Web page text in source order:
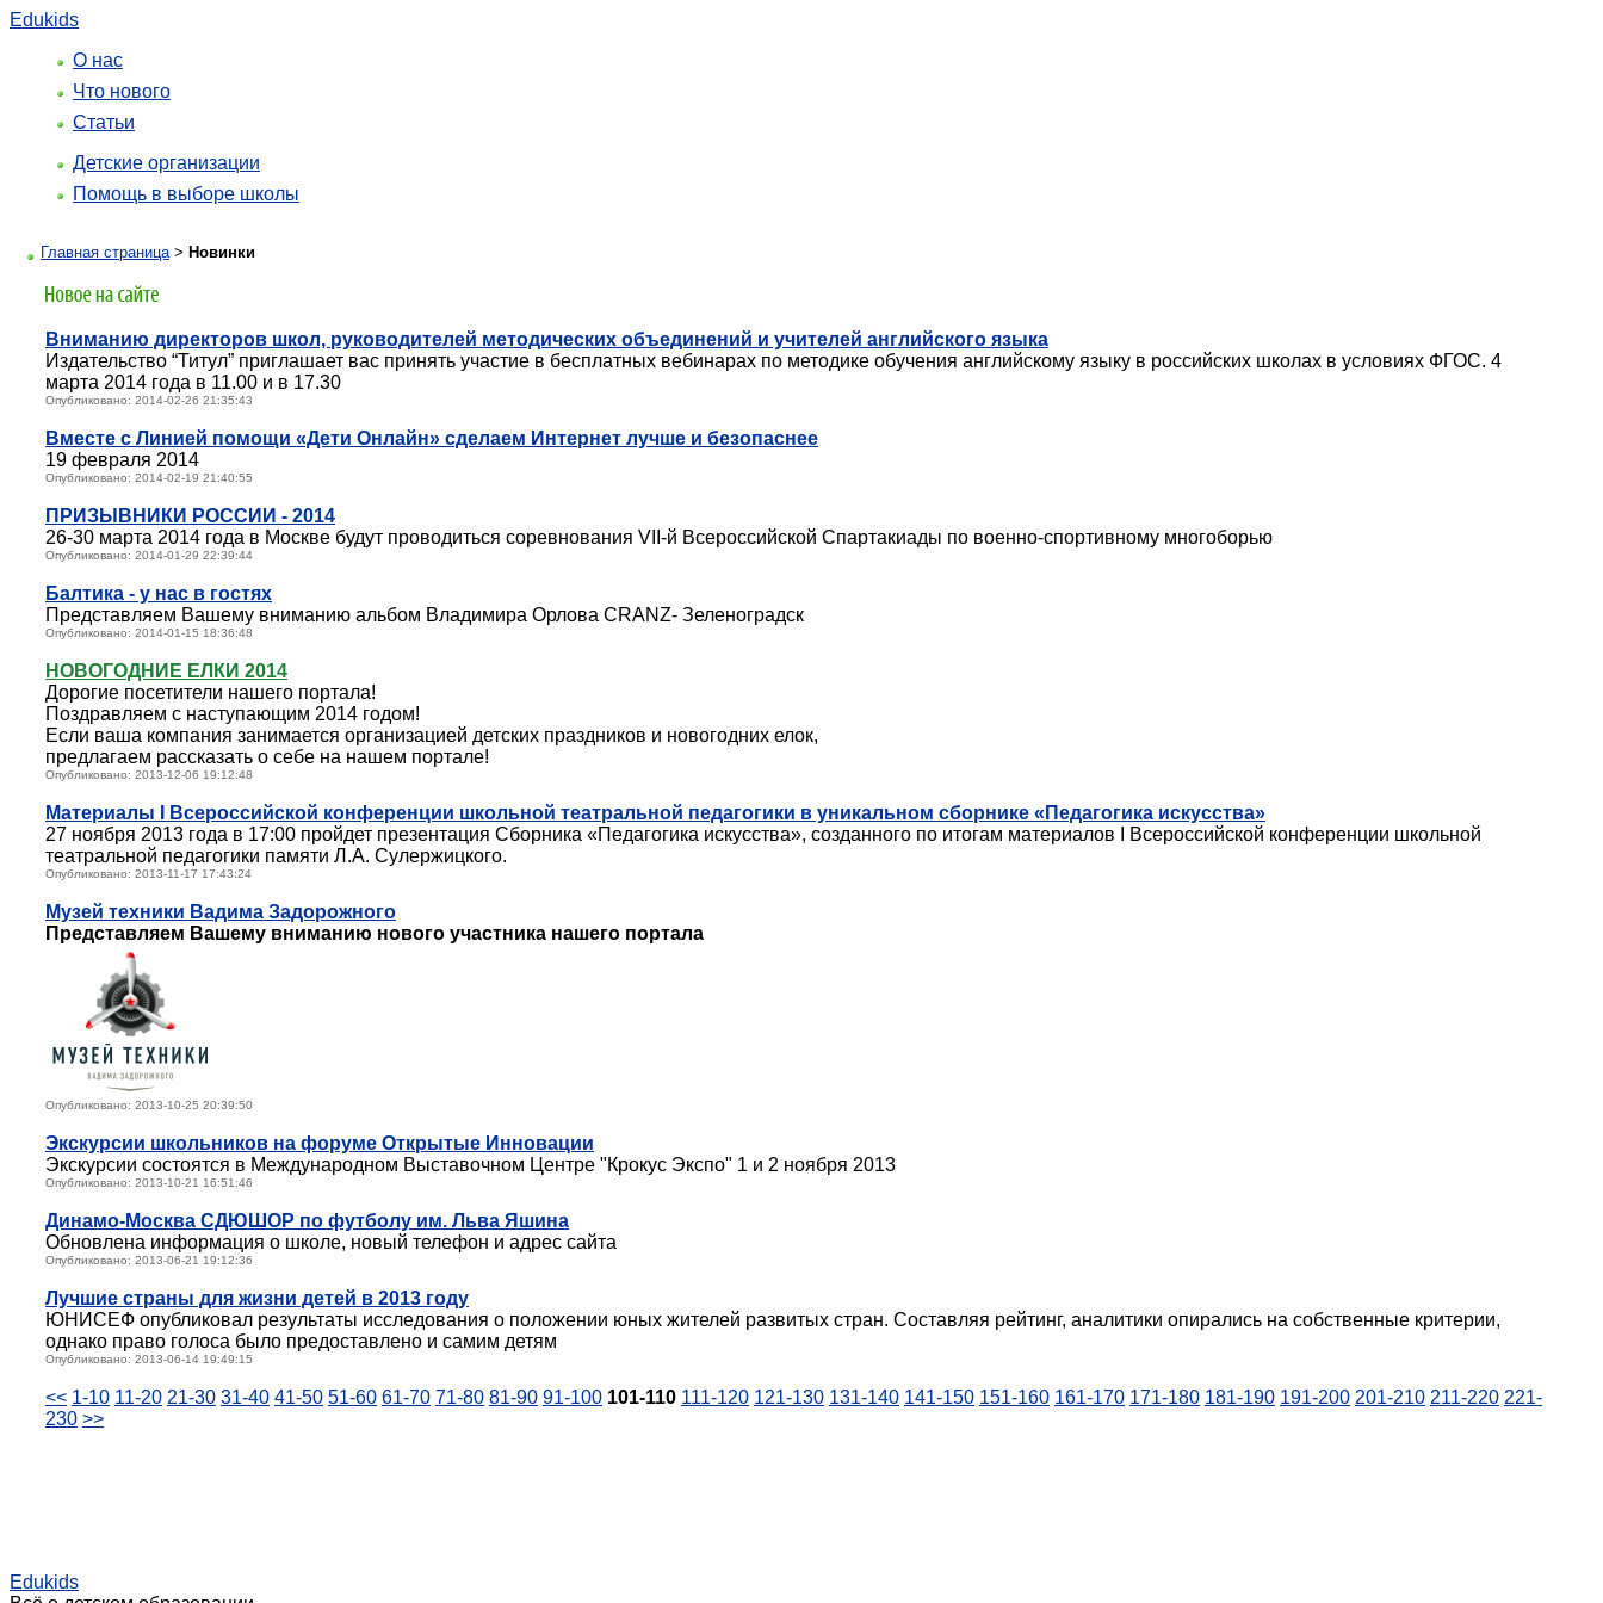
Edukids
О нас
Что нового
Статьи
Детские организации
Помощь в выборе школы
Главная страница> Новинки
Вниманию директоров школ, руководителей методических объединений и учителей английского языка
Издательство “Титул” приглашает вас принять участие в бесплатных вебинарах по методике обучения английскому языку в российских школах в условиях ФГОС. 4
марта 2014 года в 11.00 и в 17.30
Опубликовано: 2014-02-26 21:35:43
Вместе с Линией помощи «Дети Онлайн» сделаем Интернет лучше и безопаснее
19 февраля 2014
Опубликовано: 2014-02-19 21:40:55
ПРИЗЫВНИКИ РОССИИ - 2014
26-30 марта 2014 года в Москве будут проводиться соревнования VII-й Всероссийской Спартакиады по военно-спортивному многоборью
Опубликовано: 2014-01-29 22:39:44
Балтика - у нас в гостях
Представляем Вашему вниманию альбом Владимира Орлова CRANZ- Зеленоградск
Опубликовано: 2014-01-15 18:36:48
НОВОГОДНИЕ ЕЛКИ 2014
Дорогие посетители нашего портала!
Поздравляем с наступающим 2014 годом!
Если ваша компания занимается организацией детских праздников и новогодних елок,
предлагаем рассказать о себе на нашем портале!
Опубликовано: 2013-12-06 19:12:48
Материалы I Всероссийской конференции школьной театральной педагогики в уникальном сборнике «Педагогика искусства»
27 ноября 2013 года в 17:00 пройдет презентация Сборника «Педагогика искусства», созданного по итогам материалов I Всероссийской конференции школьной
театральной педагогики памяти Л.А. Сулержицкого.
Опубликовано: 2013-11-17 17:43:24
Музей техники Вадима Задорожного
Представляем Вашему вниманию нового участника нашего портала
Опубликовано: 2013-10-25 20:39:50
Экскурсии школьников на форуме Открытые Инновации
Экскурсии состоятся в Международном Выставочном Центре "Крокус Экспо" 1 и 2 ноября 2013
Опубликовано: 2013-10-21 16:51:46
Динамо-Москва СДЮШОР по футболу им. Льва Яшина
Обновлена информация о школе, новый телефон и адрес сайта
Опубликовано: 2013-06-21 19:12:36
Лучшие страны для жизни детей в 2013 году
ЮНИСЕФ опубликовал результаты исследования о положении юных жителей развитых стран. Составляя рейтинг, аналитики опирались на собственные критерии,
однако право голоса было предоставлено и самим детям
Опубликовано: 2013-06-14 19:49:15
<< 1-10 11-20 21-30 31-40 41-50 51-60 61-70 71-80 81-90 91-100 101-110 111-120 121-130 131-140 141-150 151-160 161-170 171-180 181-190 191-200 201-210 211-220 221-
230 >>
Edukids